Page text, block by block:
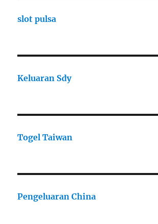
slot pulsa
Keluaran Sdy
Togel Taiwan
Pengeluaran China